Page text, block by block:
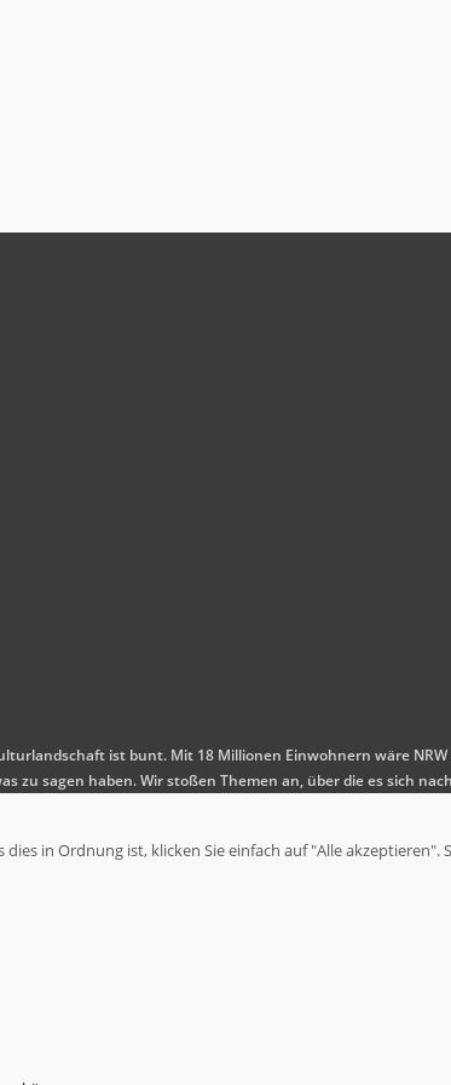
ist bunt. Mit 18 Millionen Einwohnern wäre
zu sagen haben. Wir stoßen Themen an, über die es sich
in Ordnung ist, klicken Sie einfach auf "Alle